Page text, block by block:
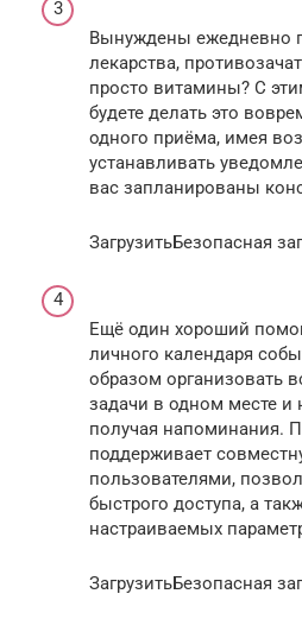
Вынуждены ежедневно
лекарства,
просто витамины? С
будете делать это
одного приёма, имея
устанавливать
вас запланированы
ЗагрузитьБезопасная
Ещё один хороший
личного календаря
образом организовать
задачи в одном месте и
получая напоминания.
поддерживает
пользователями,
быстрого доступа, а
настраиваемых
ЗагрузитьБезопасная